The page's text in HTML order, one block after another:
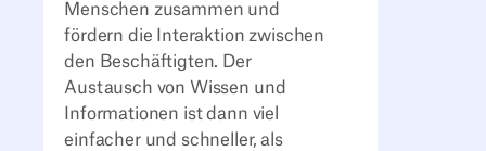
Menschen zusammen und
fördern die Interaktion zwischen
den Beschäftigten. Der
Austausch von Wissen und
Informationen ist dann viel
einfacher und schneller, als